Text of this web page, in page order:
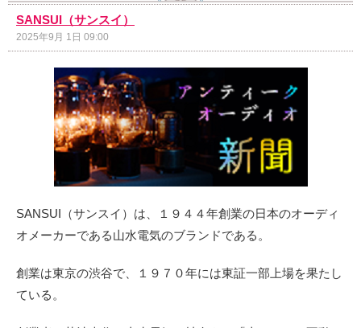
SANSUI（サンスイ）
2025年9月 1日 09:00
SANSUI（サンスイ）は、１９４４年創業の日本のオーディ
オメーカーである山水電気のブランドである。
創業は東京の渋谷で、１９７０年には東証一部上場を果たし
ている。